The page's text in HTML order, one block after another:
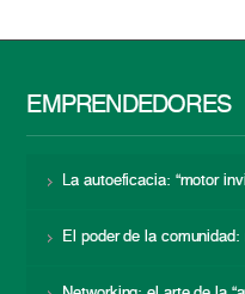
EMPRENDEDORES
La autoeficacia: “motor
El poder de la